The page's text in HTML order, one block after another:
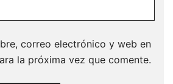
correo electrónico y web en
la próxima vez que comente.